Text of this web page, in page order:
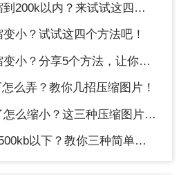
以内？来试试这四种压缩方法！
小？试试这四个方法吧！
享5个方法，让你轻松调整图片大小
么弄？教你几招压缩图片！
？这三种压缩图片的方法非常实用！
以下？教你三种简单方法！